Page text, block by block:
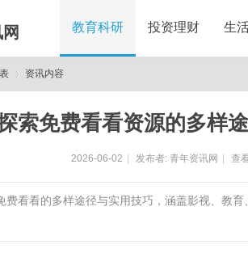
教育科研 投资理财 生
资讯内容
索免费看看资源的多样
2026-06-02 发布者: 青年资讯网 查
费看看的多样途径与实用技巧，涵盖影视、教